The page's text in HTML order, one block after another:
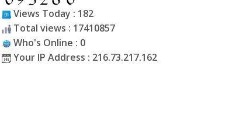
Views Today : 182
Total views : 17410857
Who's Online : 0
Your IP Address : 216.73.217.162